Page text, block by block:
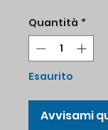
Quantità *
Esaurito
Avvisami